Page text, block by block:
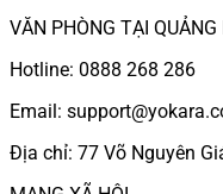
VĂN PHÒNG TẠI QUẢNG
Hotline: 0888 268 286
Email:
Địa chỉ: 77 Võ Nguyên